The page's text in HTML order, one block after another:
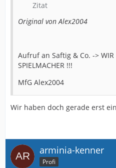
Zitat
Original von Alex2004
Aufruf an Saftig & Co. -> WIR
SPIELMACHER !!!
MfG Alex2004
Wir haben doch gerade erst
arminia-kenner
Profi